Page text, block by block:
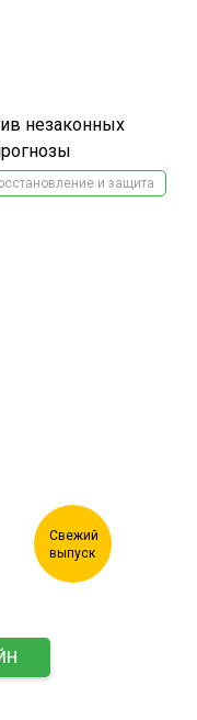
незаконных
и защита